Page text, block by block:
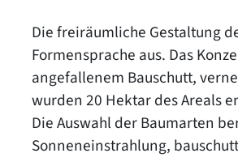
Die freiräumliche Gestaltung
Formensprache aus. Das
angefallenem Bauschutt,
wurden 20 Hektar des Areals
Die Auswahl der Baumarten
Sonneneinstrahlung,